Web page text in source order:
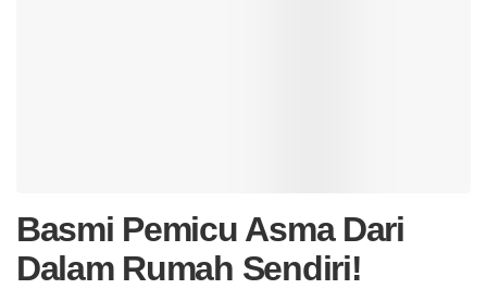
Basmi Pemicu Asma Dari
Dalam Rumah Sendiri!